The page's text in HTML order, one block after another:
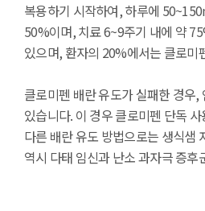
복용하기 시작하여, 하루에
50%이며, 치료 6~9주기 내에 약
있으며, 환자의 20%에서는 클로미
클로미펜 배란 유도가 실패한 경우
있습니다. 이 경우 클로미펜 단독
다른 배란 유도 방법으로는 생식샘
역시 다태 임신과 난소 과자극 증